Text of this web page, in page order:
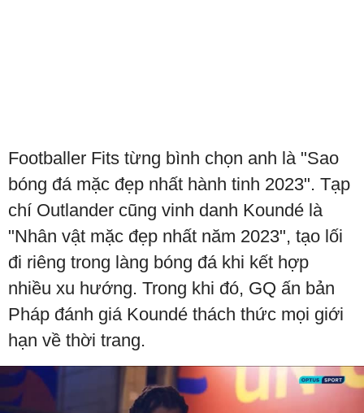
Footballer Fits từng bình chọn anh là "Sao
bóng đá mặc đẹp nhất hành tinh 2023". Tạp
chí Outlander cũng vinh danh Koundé là
"Nhân vật mặc đẹp nhất năm 2023", tạo lối
đi riêng trong làng bóng đá khi kết hợp
nhiều xu hướng. Trong khi đó, GQ ấn bản
Pháp đánh giá Koundé thách thức mọi giới
hạn về thời trang.